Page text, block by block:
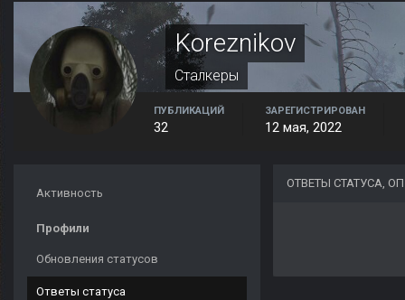
Koreznikov
Сталкеры
ПУБЛИКАЦИЙ
32
ЗАРЕГИСТРИРОВАН
12 мая, 2022
Активность
Профили
Обновления статусов
Ответы статуса
ОТВЕТЫ СТАТУСА,